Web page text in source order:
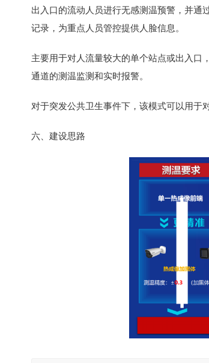
出入口的流动人员进行无感测温预警，并通
记录，为重点人员管控提供人脸信息。
主要用于对人流量较大的单个站点或出入口
通道的测温监测和实时报警。
对于突发公共卫生事件下，该模式可以用于
六、建设思路